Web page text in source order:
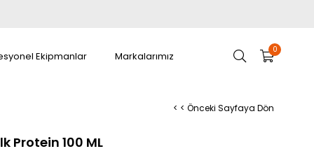
0
Ekipmanlar Markalarımız
< < Önceki Sayfaya Dön
Protein 100 ML